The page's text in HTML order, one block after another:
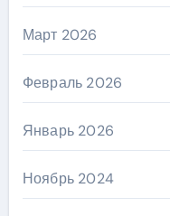
Март 2026
Февраль 2026
Январь 2026
Ноябрь 2024